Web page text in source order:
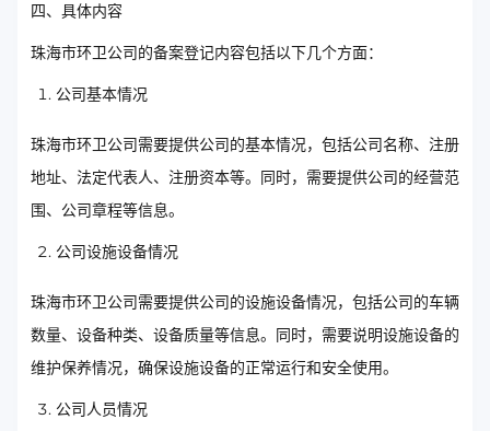
四、具体内容
珠海市环卫公司的备案登记内容包括以下几个方面：
公司基本情况
珠海市环卫公司需要提供公司的基本情况，包括公司名称、注册
地址、法定代表人、注册资本等。同时，需要提供公司的经营范
围、公司章程等信息。
公司设施设备情况
珠海市环卫公司需要提供公司的设施设备情况，包括公司的车辆
数量、设备种类、设备质量等信息。同时，需要说明设施设备的
维护保养情况，确保设施设备的正常运行和安全使用。
公司人员情况